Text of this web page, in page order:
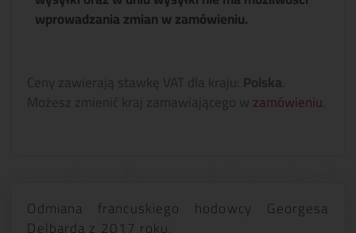
wprowadzania zmian w zamówieniu.
Ceny zawierają stawkę VAT dla kraju: Polska
Możesz zmienić kraj zamawiającego wzamówieniu
Odmiana francuskiego hodowcy Georgesa